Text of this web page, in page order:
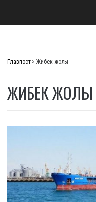
Главпост > Жибек жолы
ЖИБЕК ЖОЛЫ